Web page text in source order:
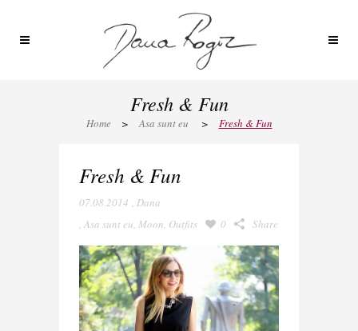
Fresh & Fun
Home > Asa sunt eu > Fresh & Fun
Fresh & Fun
07.08.2014 , Dana
, Asa sunt eu, Moon, Outfits 0 Share